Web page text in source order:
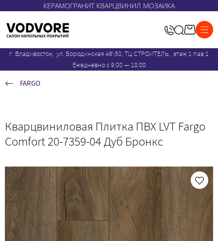
КЕРАМОГРАНИТ КВАРЦВИНИЛ МОЗАИКА
г. Владивосток, ул. Бородинская 46\50, ТЦ СТРОИТЕЛЬ, этаж 1 пав 1
Ежедневно с 9:00 — 18:00
FARGO
Кварцвиниловая Плитка ПВХ LVT Fargo
Comfort 20-7359-04 Дуб Бронкс